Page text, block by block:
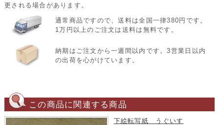
更される場合があります。
通常商品ですので、送料は全国一律380円です。
1万円以上のご注文は送料は無料です。
納期はご注文から一週間以内です。3営業日以内
の出荷を心がけています。
この商品に関連する商品
下絵転写紙 うぐいす